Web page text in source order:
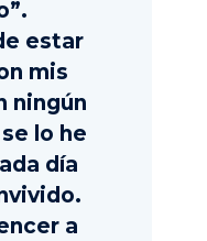
estar
mis
ningún
lo he
día
a